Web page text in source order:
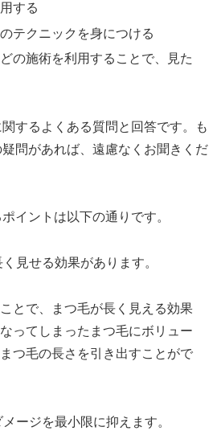
する
テクニックを身につける
の施術を利用することで、見た
するよくある質問と回答です。も
問があれば、遠慮なくお聞きくだ
イントは以下の通りです。
見せる効果があります。
とで、まつ毛が長く見える効果
ってしまったまつ毛にボリュー
つ毛の長さを引き出すことがで
ージを最小限に抑えます。